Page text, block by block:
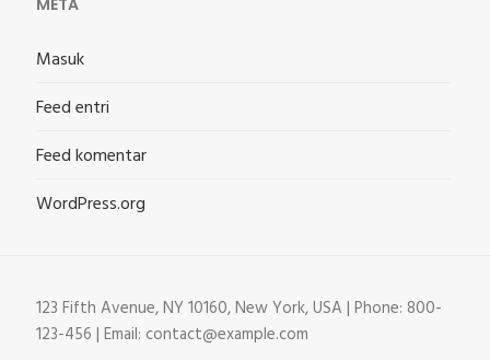
Masuk
Feed entri
Feed komentar
WordPress.org
123 Fifth Avenue, NY 10160, New York, USA | Phone: 800-
123-456 | Email: contact@example.com